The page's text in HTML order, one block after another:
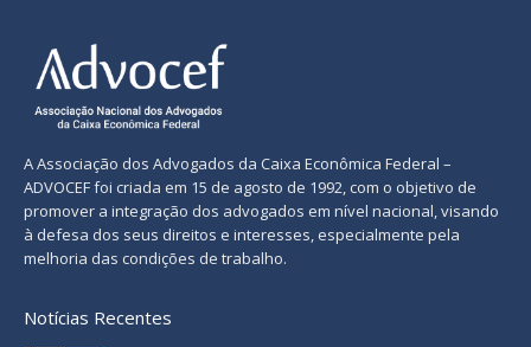
A Associação dos Advogados da Caixa Econômica Federal –
ADVOCEF foi criada em 15 de agosto de 1992, com o objetivo de
promover a integração dos advogados em nível nacional, visando
à defesa dos seus direitos e interesses, especialmente pela
melhoria das condições de trabalho.
Notícias Recentes